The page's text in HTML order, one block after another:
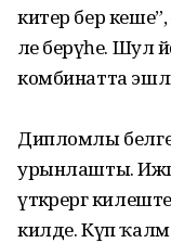
китер бер
әле берәүһе.
комбинатта
Дипломлы
урынлашты.
үткәрергә
килде. Күп